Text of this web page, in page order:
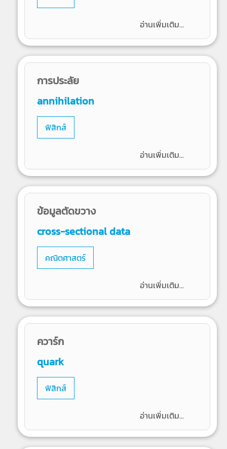
อ่านเพิ่มเติม...
การประลัย
annihilation
ฟิสิกส์
อ่านเพิ่มเติม...
ข้อมูลตัดขวาง
cross-sectional data
คณิตศาสตร์
อ่านเพิ่มเติม...
ควาร์ก
quark
ฟิสิกส์
อ่านเพิ่มเติม...